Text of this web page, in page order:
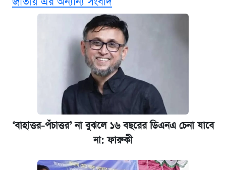
ভাতা
ঢাবির সূর্যসেন হলে সমকামিতার অভিযোগে দুইজন
দেশের বাজারে ফের বেড়েছে সোনার দাম
‘গুলশানের চামেলি’ তে যৌনকর্মীর দালাল অ্যাডলফ
খান
ভাতা-উপবৃত্তির আবেদন শুরু, জেনে নিন পদ্ধতি
‘বাহাত্তর-পঁচাত্তর’ না বুঝলে ১৬ বছরের ডিএনএ চেনা যাবে
না: ফারুকী